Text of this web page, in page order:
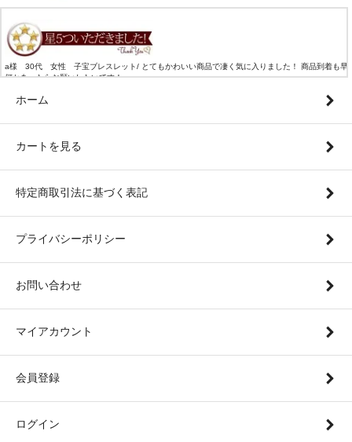
モカ様 ２０代 女性 １月生まれバースデーブレスレット/ ings さん、この度は注文から発送ま
寧に対応して頂き、本当にありがとうございました!! 色々悩みに合わせて作ってもらったお陰で
のでそのときはまたingsさんでお願いしようと思います(*^^*)
ホーム
カートを見る
特定商取引法に基づく表記
プライバシーポリシー
お問い合わせ
マイアカウント
会員登録
ログイン